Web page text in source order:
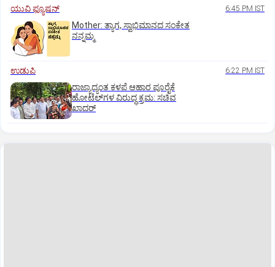
ಯುವಿ ಫ್ಯೂಷನ್ 6:45 PM IST
Mother: ತ್ಯಾಗ, ಸ್ವಾಭಿಮಾನದ ಸಂಕೇತ
ನನ್ನಮ್ಮ
ಉಡುಪಿ 6:22 PM IST
ರಾಜ್ಯಾದ್ಯಂತ ಕಳಪೆ ಆಹಾರ ಪೂರೈಕೆ
ಹೋಟೆಲ್‌ಗಳ ವಿರುದ್ಧ ಕ್ರಮ: ಸಚಿವ
ಖಾದರ್